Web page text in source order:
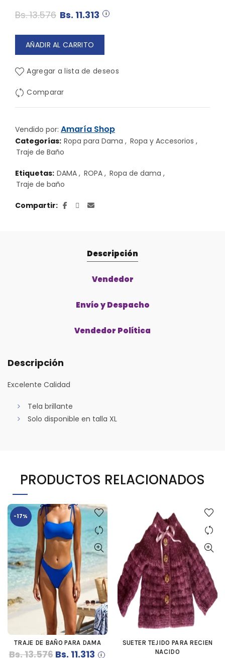
Bs.13.576 El
precio
original
era:
Bs. 13.576.
Bs. 11.313 El
precio
actual
es:
AÑADIR AL CARRITO
Agregar a lista de deseos
Comparar
Vendido por: Amaría Shop
Categorías: Ropa para Dama , Ropa y Accesorios ,
Traje de Baño
Etiquetas: DAMA , ROPA , Ropa de dama ,
Traje de baño
Compartir
Descripción
Vendedor
Envío y Despacho
Vendedor Política
Descripción
Excelente Calidad
Tela brillante
Solo disponible en talla XL
PRODUCTOS RELACIONADOS
-17%
COMPRAR
TRAJE DE BAÑO PARA DAMA
Bs.13.576 El
Bs. 11.313El
COMPRAR
SUETER TEJIDO PARA RECIEN
NACIDO